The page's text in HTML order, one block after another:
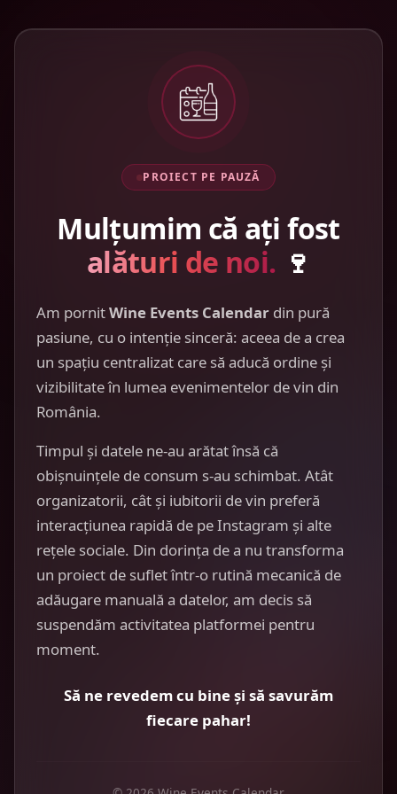
PROIECT PE PAUZĂ
Mulțumim că ați fost
alături de noi. 🍷
Am pornitWine Events Calendar din pură
pasiune, cu o intenție sinceră: aceea de a crea
un spațiu centralizat care să aducă ordine și
vizibilitate în lumea evenimentelor de vin din
România.
Timpul și datele ne-au arătat însă că
obișnuințele de consum s-au schimbat. Atât
organizatorii, cât și iubitorii de vin preferă
interacțiunea rapidă de pe Instagram și alte
rețele sociale. Din dorința de a nu transforma
un proiect de suflet într-o rutină mecanică de
adăugare manuală a datelor, am decis să
suspendăm activitatea platformei pentru
moment.
Să ne revedem cu bine și să savurăm
fiecare pahar!